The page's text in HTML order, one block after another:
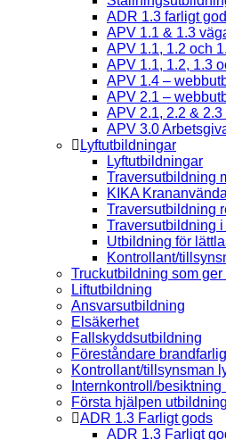
ADR 1.3 farligt
APV 1.1 & 1.3
APV 1.1, 1.2 och
APV 1.1, 1.2, 1.3
APV 1.4 –
APV 2.1 –
APV 2.1, 2.2 &
APV 3.0
Lyftutbildningar
Lyftutbildningar
Traversutbildning
KIKA
Traversutbildning
Traversutbildning i
Utbildning för
Kontrollant/
Truckutbildning som
Liftutbildning
Ansvarsutbildning
Elsäkerhet
Fallskyddsutbildning
Föreståndare
Kontrollant/tillsynsman
Internkontroll/
Första hjälpen
ADR 1.3 Farligt gods
ADR 1.3 Farligt